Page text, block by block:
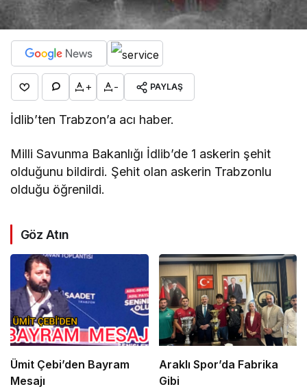
+ - PAYLAŞ
İdlib’ten Trabzon’a acı haber.
Milli Savunma Bakanlığı İdlib’de 1 askerin şehit
olduğunu bildirdi. Şehit olan askerin Trabzonlu
olduğu öğrenildi.
Göz Atın
Ümit Çebi’den Bayram
Mesajı
Araklı Spor’da Fabrika
Gibi